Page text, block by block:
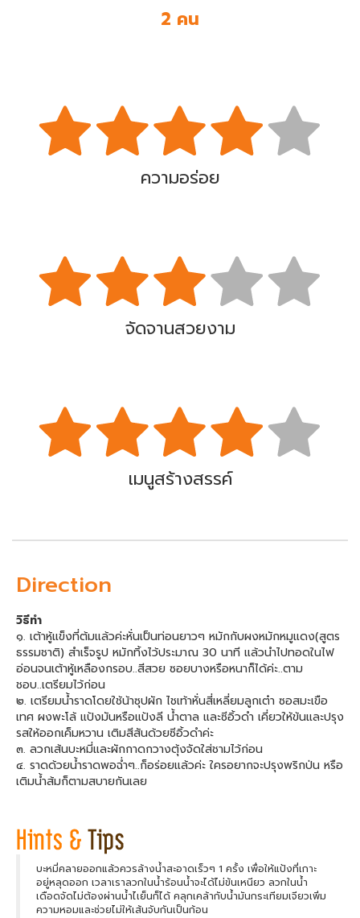
2 คน
ความอร่อย
จัดจานสวยงาม
เมนูสร้างสรรค์
Direction
วิธีทำ
๑. เต้าหู้แข็งที่ต้มแล้วค่ะหั่นเป็นท่อนยาวๆ หมักกับผงหมักหมูแดง(สูตร
ธรรมชาติ) สำเร็จรูป หมักทิ้งไว้ประมาณ 30 นาที แล้วนำไปทอดในไฟ
อ่อนจนเต้าหู้เหลืองกรอบ..สีสวย ซอยบางหรือหนาก็ได้ค่ะ..ตาม
ชอบ..เตรียมไว้ก่อน
๒. เตรียมน้ำราดโดยใช้น้าซุปผัก ไชเท้าหั่นสี่เหลี่ยมลูกเต๋า ซอสมะเขือ
เทศ ผงพะโล้ แป้งมันหรือแป้งลี น้ำตาล และซีอิ้วดำ เคี่ยวให้ข้นและปรุง
รสให้ออกเค็มหวาน เติมสีสันด้วยซีอิ้วดำค่ะ
๓. ลวกเส้นบะหมี่และผักกาดกวางตุ้งจัดใส่ชามไว้ก่อน
๔. ราดด้วยน้ำราดพอฉ่ำๆ..ก็อร่อยแล้วค่ะ ใครอยากจะปรุงพริกป่น หรือ
เติมน้ำส้มก็ตามสบายกันเลย
บะหมี่คลายออกแล้วควรล้างน้ำสะอาดเร็วๆ 1 ครั้ง เพื่อให้แป้งที่เกาะ
อยู่หลุดออก เวลาเราลวกในน้ำร้อนน้ำจะได้ไม่ข้นเหนียว ลวกในน้ำ
เดือดจัดไม่ต้องผ่านน้ำไเย็นก็ได้ คลุกเคล้ากับน้ำมันกระเทียมเจียวเพิ่ม
ความหอมและช่วยไม่ให้เส้นจับกันเป็นก้อน